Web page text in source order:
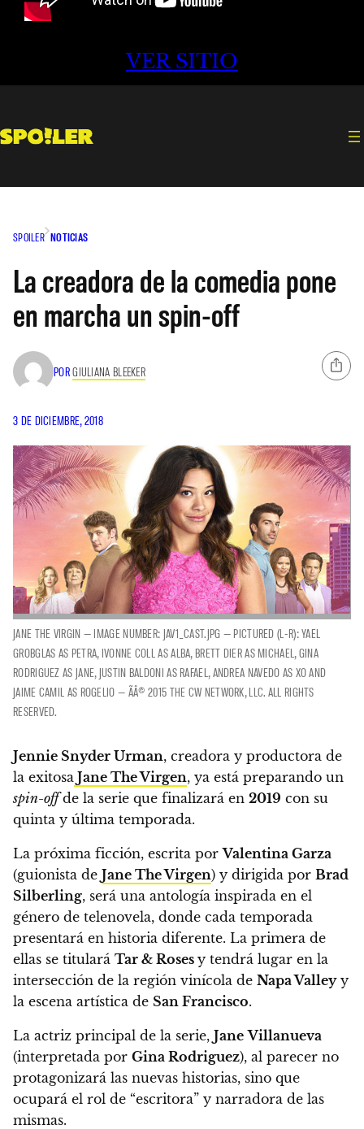
VER SITIO
SPOILER NOTICIAS
La creadora de la comedia pone
en marcha un spin-off
PORGIULIANA BLEEKER
3 DE DICIEMBRE, 2018
JANE THE VIRGIN — IMAGE NUMBER: JAV1_CAST.JPG — PICTURED (L-R): YAEL
GROBGLAS AS PETRA, IVONNE COLL AS ALBA, BRETT DIER AS MICHAEL, GINA
RODRIGUEZ AS JANE, JUSTIN BALDONI AS RAFAEL, ANDREA NAVEDO AS XO AND
JAIME CAMIL AS ROGELIO — ÃÂ© 2015 THE CW NETWORK, LLC. ALL RIGHTS
RESERVED.
Jennie Snyder Urman, creadora y productora de
la exitosa Jane The Virgen, ya está preparando un
spin-offde la serie que finalizará en 2019 con su
quinta y última temporada.
La próxima ficción, escrita porValentina Garza
(guionista de Jane The Virgen) y ​​dirigida por Brad
Silberling, será una antología inspirada en el
género de telenovela, donde cada temporada
presentará en historia diferente. La primera de
ellas se titulará Tar & Roses y tendrá lugar en la
intersección de la región vinícola de Napa Valleyy
la escena artística de San Francisco.
La actriz principal de la serie, Jane Villanueva
(interpretada por Gina Rodriguez), al parecer no
protagonizará las nuevas historias, sino que
ocupará el rol de “escritora” y narradora de las
mismas.